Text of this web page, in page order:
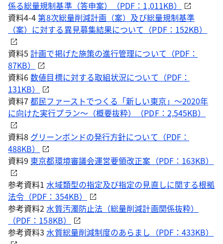
係る総量規制基準（答申案）（PDF：1,011KB）
資料4-4第8次総量削減計画（案）及び総量規制基準
（案）に対する異見募集結果について（PDF：152KB）
資料5計画で掲げた施策の進行管理について（PDF：
87KB）
資料6数値目標に対する取組状況について（PDF：
131KB）
資料7都民ファーストでつくる「新しい東京」～2020年
に向けた実行プラン～（概要抜粋）（PDF：2,545KB）
資料8 グリーンボンドの発行方針について（PDF：
488KB）
資料9 東京都環境審議会運営要領改正案（PDF：163KB）
参考資料1水域類型の指定及び指定の見直しに関する根拠
法令（PDF：354KB）
参考資料2水質汚濁防止法（総量削減計画関係抜粋）
（PDF：158KB）
参考資料3水質総量削減制度のあらまし（PDF：433KB）